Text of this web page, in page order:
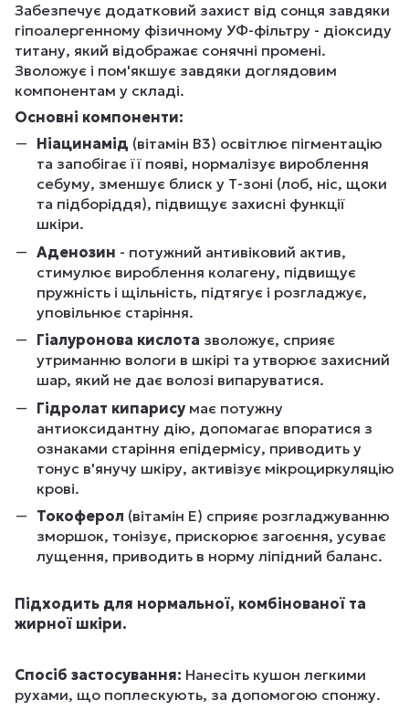
Забезпечує додатковий захист від сонця завдяки
гіпоалергенному фізичному УФ-фільтру - діоксиду
титану, який відображає сонячні промені.
Зволожує і пом'якшує завдяки доглядовим
компонентам у складі.
Основні компоненти:
Ніацинамід (вітамін B3) освітлює пігментацію
та запобігає її появі, нормалізує вироблення
себуму, зменшує блиск у Т-зоні (лоб, ніс, щоки
та підборіддя), підвищує захисні функції
шкіри.
Аденозин - потужний антивіковий актив,
стимулює вироблення колагену, підвищує
пружність і щільність, підтягує і розгладжує,
уповільнює старіння.
Гіалуронова кислота зволожує, сприяє
утриманню вологи в шкірі та утворює захисний
шар, який не дає волозі випаруватися.
Гідролат кипарису має потужну
антиоксидантну дію, допомагає впоратися з
ознаками старіння епідермісу, приводить у
тонус в'янучу шкіру, активізує мікроциркуляцію
крові.
Токоферол (вітамін E) сприяє розгладжуванню
зморшок, тонізує, прискорює загоєння, усуває
лущення, приводить в норму ліпідний баланс.
Підходить для нормальної, комбінованої та
жирної шкіри.
Спосіб застосування: Нанесіть кушон легкими
рухами, що поплескують, за допомогою спонжу.